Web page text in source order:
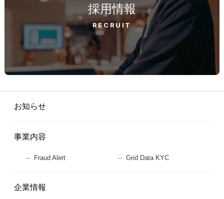
採用情報
RECRUIT
お知らせ
事業内容
Fraud Alert Grid Data KYC
企業情報